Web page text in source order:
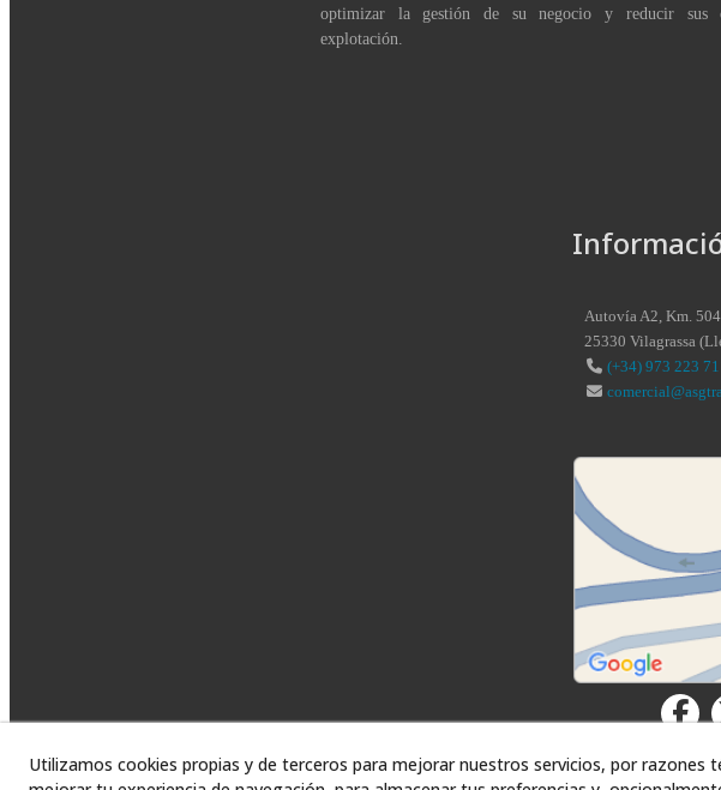
optimizar la gestión de su negocio y reducir sus
explotación.
Autovía A2, Km. 504
25330 Vilagrassa (
(+34) 973 223
Utilizamos cookies propias y de terceros para mejorar nuestros servicios, por razones